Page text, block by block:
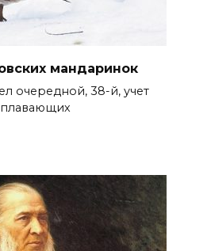
мандаринок
очередной, 38-й, учет